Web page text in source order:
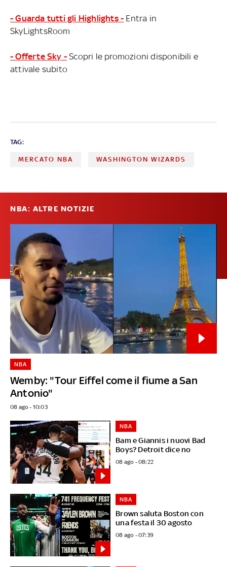
- Guarda tutti gli Highlights - Entra in
SkyLightsRoom
- Offerte Sky - Scopri le promozioni disponibili e
attivale subito
TAG:
MERCATO NBA WASHINGTON WIZARDS
NBA: ALTRE NOTIZIE
Wemby: "Tour Eiffel come il fiume a San
Antonio"
NBA
08 ago - 10:03
Bam e Giannis i nuovi Bad
Boys? Detroit dice no
NBA
08 ago - 08:22
Brown saluta Boston con
una festa il 30 agosto
NBA
08 ago - 07:39